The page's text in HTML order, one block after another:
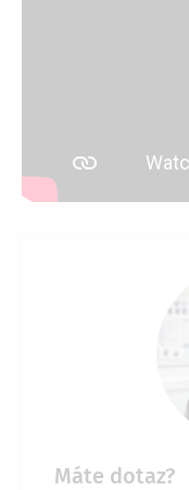
Máte dotaz?